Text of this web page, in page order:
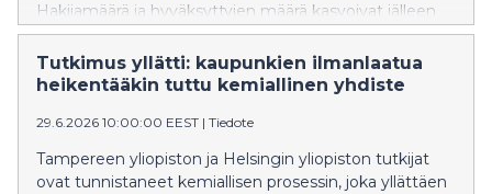
Hakijamäärä ja hyväksyttyjen määrä kasvoivat jälleen
edellisvuodesta. Tampereen yliopisto oli Suomen
toiseksi suosituin yliopisto ensisijaisten hakemusten
perusteella.
Tutkimus yllätti: kaupunkien ilmanlaatua
heikentääkin tuttu kemiallinen yhdiste
29.6.2026 10:00:00 EEST | Tiedote
Tampereen yliopiston ja Helsingin yliopiston tutkijat
ovat tunnistaneet kemiallisen prosessin, joka yllättäen